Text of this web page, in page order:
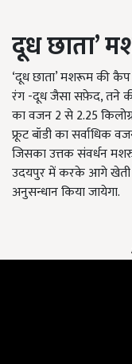
दूध छाता’
‘दूध छाता’ मशरूम की
रंग -दूध जैसा सफ़ेद, तने
का वजन 2 से 2.25
फ्रूट बॉडी का सर्वाधिक
जिसका उत्तक संवर्धन
उदयपुर में करके आगे
अनुसन्धान किया जायेगा.